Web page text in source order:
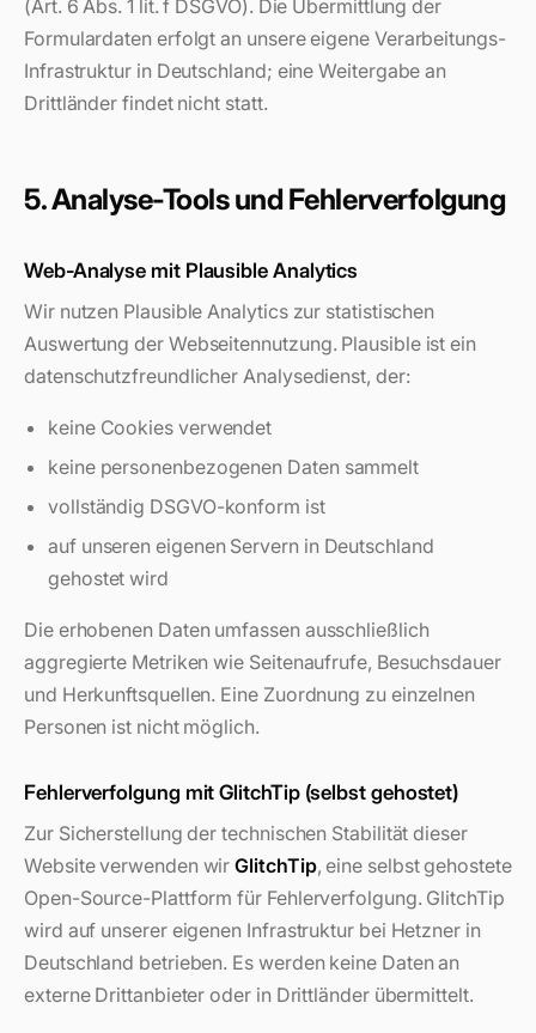
(Art. 6 Abs. 1 lit. f DSGVO). Die Übermittlung der
Formulardaten erfolgt an unsere eigene Verarbeitungs-
Infrastruktur in Deutschland; eine Weitergabe an
Drittländer findet nicht statt.
5. Analyse-Tools und Fehlerverfolgung
Web-Analyse mit Plausible Analytics
Wir nutzen Plausible Analytics zur statistischen
Auswertung der Webseitennutzung. Plausible ist ein
datenschutzfreundlicher Analysedienst, der:
keine Cookies verwendet
keine personenbezogenen Daten sammelt
vollständig DSGVO-konform ist
auf unseren eigenen Servern in Deutschland
gehostet wird
Die erhobenen Daten umfassen ausschließlich
aggregierte Metriken wie Seitenaufrufe, Besuchsdauer
und Herkunftsquellen. Eine Zuordnung zu einzelnen
Personen ist nicht möglich.
Fehlerverfolgung mit GlitchTip (selbst gehostet)
Zur Sicherstellung der technischen Stabilität dieser
Website verwenden wirGlitchTip, eine selbst gehostete
Open-Source-Plattform für Fehlerverfolgung. GlitchTip
wird auf unserer eigenen Infrastruktur bei Hetzner in
Deutschland betrieben. Es werden keine Daten an
externe Drittanbieter oder in Drittländer übermittelt.